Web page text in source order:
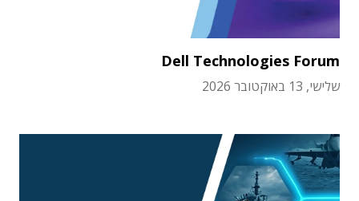
Dell Technologies Forum
שלישי, 13 באוקטובר 2026